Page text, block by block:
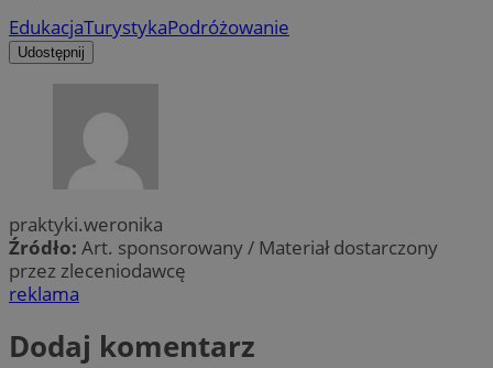
EdukacjaTurystykaPodróżowanie
Udostępnij
praktyki.weronika
Źródło: Art. sponsorowany / Materiał dostarczony
przez zleceniodawcę
reklama
Dodaj komentarz